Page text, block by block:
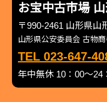
お宝中古市場
〒990-2461 山形県山
山形県公安委員会 古物
TEL 023-647-
年中無休 10：00～24